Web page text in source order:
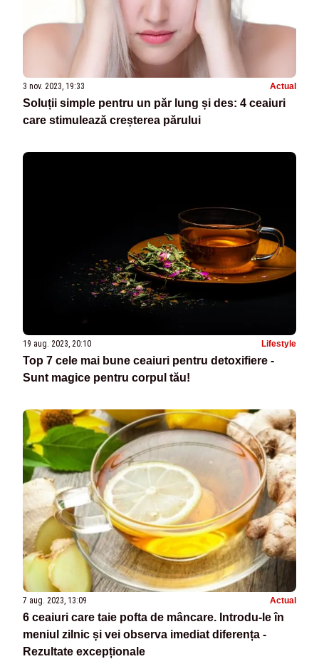
3 nov. 2023, 19:33 Actual
Soluții simple pentru un păr lung și des: 4 ceaiuri
care stimulează creșterea părului
19 aug. 2023, 20:10 Lifestyle
Top 7 cele mai bune ceaiuri pentru detoxifiere -
Sunt magice pentru corpul tău!
7 aug. 2023, 13:09 Actual
6 ceaiuri care taie pofta de mâncare. Introdu-le în
meniul zilnic și vei observa imediat diferența -
Rezultate excepționale